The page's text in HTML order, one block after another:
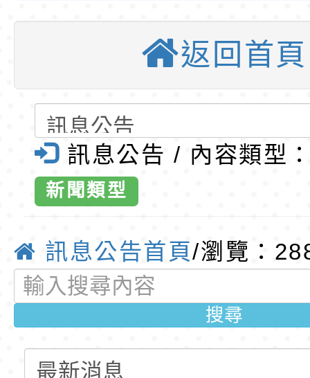
「115年食農教育專
訓練課程」，歡迎已
育專業人員資格者報
錄取公告-桃園市桃
民小學115學年度「
理人員」甄選
東門國小115學年度
梯特教代課教師甄選
公告(尚有缺額)
錄取公告-桃園市桃
民小學115學年度「
班教師助理員」甄選
東門國小115學年度
梯特教代理教師甄選
公告(尚有缺額)
東門國小附設幼兒園
第1學期第2梯代理教
轉知臺中市政府政風
走」動畫影片
員健康講座「吃得安
心」，請退休同仁踴
清華光罩教學專業論
動時代中的好老師：
教師韌性
轉環境部「淨零綠領
程」
轉農業部桃園區農業
「115年食農教育專
錄取公告-桃園市桃
研習-高榮國
東門國小全
返回首頁
訊息公告 / 內容類型
新聞類型
訊息公告首頁/瀏覽：
搜尋